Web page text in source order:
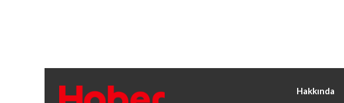
Hakkında